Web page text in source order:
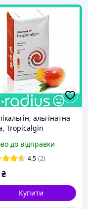
альгінатна
Tropicalgin
до відправки
4.5 (2)
₴
Купити